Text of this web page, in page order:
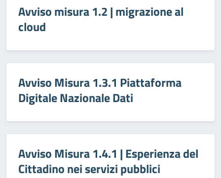
Avviso misura 1.2 | migrazione al
cloud
Avviso Misura 1.3.1 Piattaforma
Digitale Nazionale Dati
Avviso Misura 1.4.1 | Esperienza del
Cittadino nei servizi pubblici